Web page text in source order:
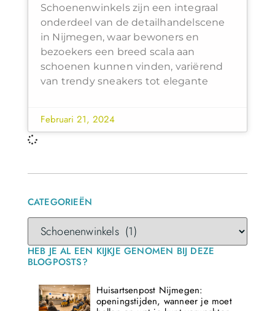
CATEGORIEËN
HEB JE AL EEN KIJKJE GENOMEN BIJ DEZE
BLOGPOSTS?
Huisartsenpost Nijmegen:
openingstijden, wanneer je moet
Schoenenwinkels zijn een integraal
onderdeel van de detailhandelscene
in Nijmegen, waar bewoners en
bezoekers een breed scala aan
schoenen kunnen vinden, variërend
van trendy sneakers tot elegante
Februari 21, 2024